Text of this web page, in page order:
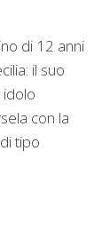
di 12 anni
il suo
con la
tipo